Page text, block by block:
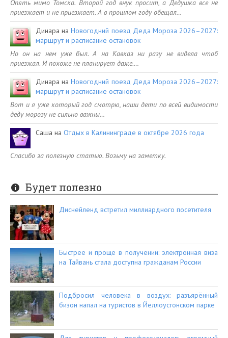
Опять мимо Томска. Второй год внук просит, а Дедушка все не
приезжает и не приезжает. А в прошлом году обещал…
Динара наНовогодний поезд Деда Мороза 2026–2027:
маршрут и расписание остановок
Но он на нем уже был. А на Кавказ ни разу не видела чтоб
приезжал. И похоже не планирует даже.…
Динара наНовогодний поезд Деда Мороза 2026–2027:
маршрут и расписание остановок
Вот и я уже который год смотрю, наши дети по всей видимости
деду морозу не сильно важны…
Саша на Отдых в Калининграде в октябре 2026 года
Спасибо за полезную статью. Возьму на заметку.
Будет полезно
Диснейленд встретил миллиардного посетителя
Быстрее и проще в получении: электронная виза
на Тайвань стала доступна гражданам России
Подбросил человека в воздух: разъярённый
бизон напал на туристов в Йеллоустонском парке